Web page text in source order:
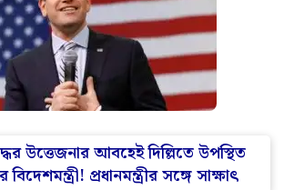
উত্তেজনার আবহেই দিল্লিতে উপস্থিত
প্রধানমন্ত্রীর সঙ্গে সাক্ষাৎ